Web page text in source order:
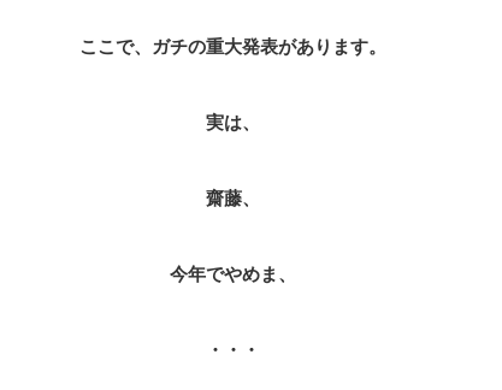
ここで、ガチの重大発表があります。
実は、
齋藤、
今年でやめま、
・・・